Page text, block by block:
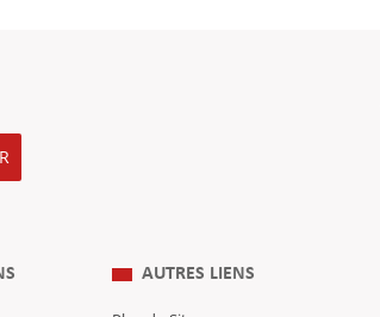
AUTRES LIENS